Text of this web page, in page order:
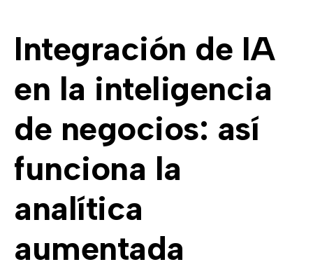
Integración de IA
en la inteligencia
de negocios: así
funciona la
analítica
aumentada